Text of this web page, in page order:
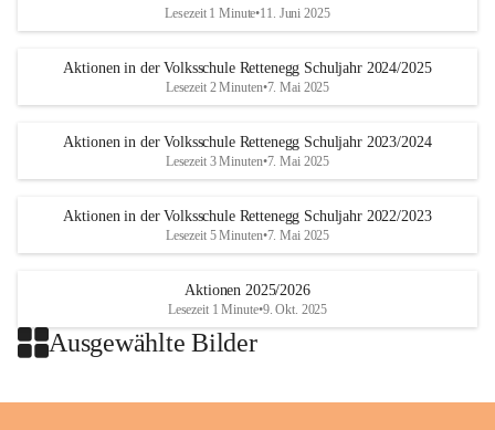
Lesezeit 1 Minute•11. Juni 2025
Aktionen in der Volksschule Rettenegg Schuljahr 2024/2025
Lesezeit 2 Minuten•7. Mai 2025
Aktionen in der Volksschule Rettenegg Schuljahr 2023/2024
Lesezeit 3 Minuten•7. Mai 2025
Aktionen in der Volksschule Rettenegg Schuljahr 2022/2023
Lesezeit 5 Minuten•7. Mai 2025
Aktionen 2025/2026
Lesezeit 1 Minute•9. Okt. 2025
Ausgewählte Bilder